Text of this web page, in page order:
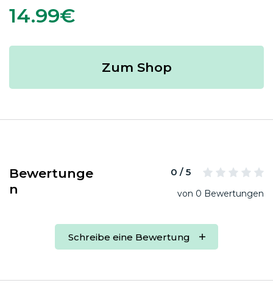
14.99€
Zum Shop
Bewertunge
n
0 / 5
von 0 Bewertungen
Schreibe eine Bewertung